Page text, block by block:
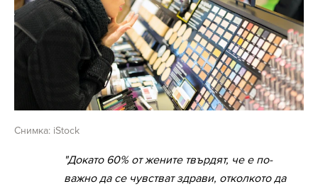
Снимка: iStock
"Докато 60% от жените твърдят, че е по-
важно да се чувстват здрави, отколкото да